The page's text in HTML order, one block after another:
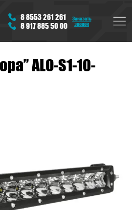
8 8553 261 261
8 917 885 50 00
Заказать
звонок
ALO-S1-10-